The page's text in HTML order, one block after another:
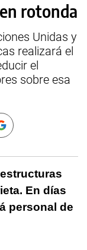
rotonda
Unidas y
realizará el
el
sobre esa
En días
personal de